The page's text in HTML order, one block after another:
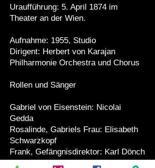
Uraufführung: 5. April 1874 im
Theater an der Wien.
Aufnahme: 1955, Studio
Dirigent: Herbert von Karajan
Philharmonie Orchestra und Chorus
Rollen und Sänger
Gabriel von Eisenstein: Nicolai
Gedda
Rosalinde, Gabriels Frau: Elisabeth
Schwarzkopf
Frank, Gefängnisdirektor: Karl Dönch
Prinz Orlofsky: Rudolf Christ